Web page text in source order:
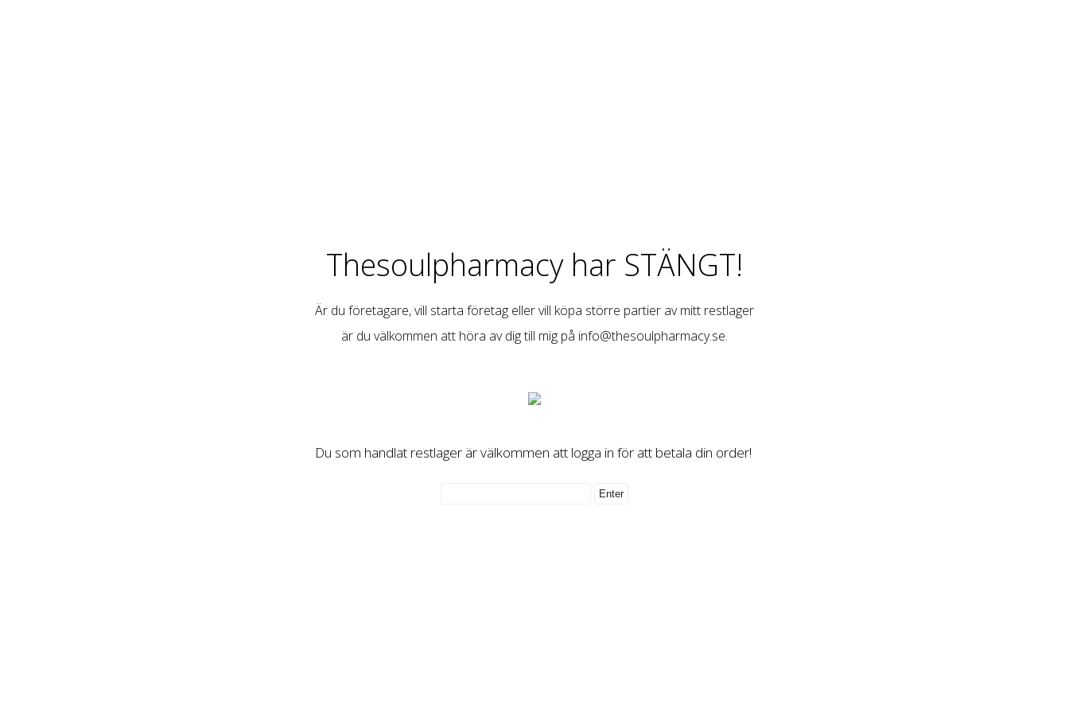
Thesoulpharmacy har STÄNGT!
Är du företagare, vill starta företag eller vill köpa större partier av mitt restlager
är du välkommen att höra av dig till mig på info@thesoulpharmacy.se.
Du som handlat restlager är välkommen att logga in för att betala din order!